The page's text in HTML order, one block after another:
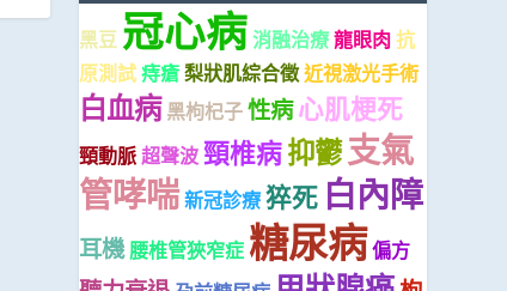
黑豆 冠心病消融治療龍眼肉抗
原測試痔瘡梨狀肌綜合徵近視激光手術
白血病 黑枸杞子性病心肌梗死
頸動脈超聲波 頸椎病抑鬱支氣
管哮喘新冠診療猝死 白內障
耳機 腰椎管狹窄症 糖尿病偏方